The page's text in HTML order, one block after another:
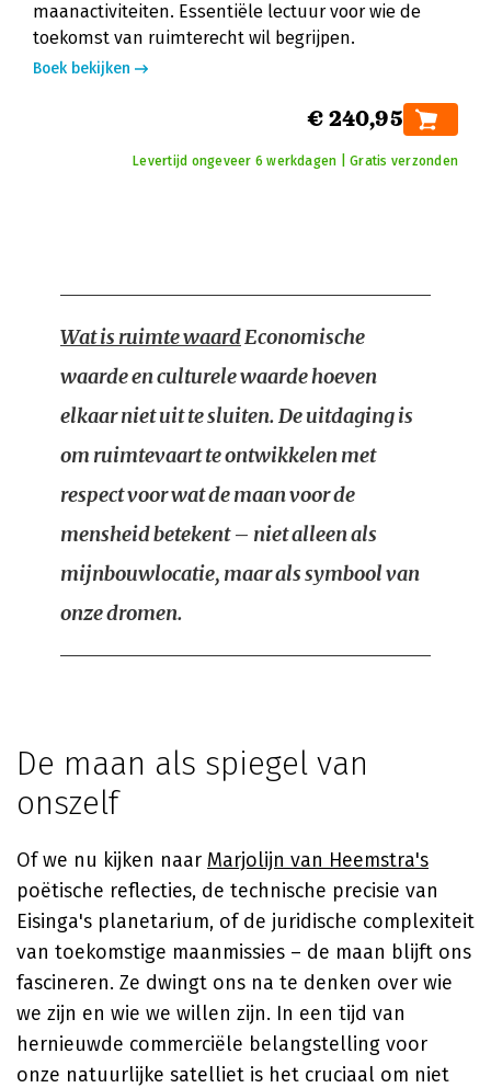
maanactiviteiten. Essentiële lectuur voor wie de
toekomst van ruimterecht wil begrijpen.
Boek bekijken
€ 240,95
Levertijd ongeveer 6 werkdagen | Gratis verzonden
Wat is ruimte waardEconomische
waarde en culturele waarde hoeven
elkaar niet uit te sluiten. De uitdaging is
om ruimtevaart te ontwikkelen met
respect voor wat de maan voor de
mensheid betekent – niet alleen als
mijnbouwlocatie, maar als symbool van
onze dromen.
De maan als spiegel van
onszelf
Of we nu kijken naar Marjolijn van Heemstra's
poëtische reflecties, de technische precisie van
Eisinga's planetarium, of de juridische complexiteit
van toekomstige maanmissies – de maan blijft ons
fascineren. Ze dwingt ons na te denken over wie
we zijn en wie we willen zijn. In een tijd van
hernieuwde commerciële belangstelling voor
onze natuurlijke satelliet is het cruciaal om niet